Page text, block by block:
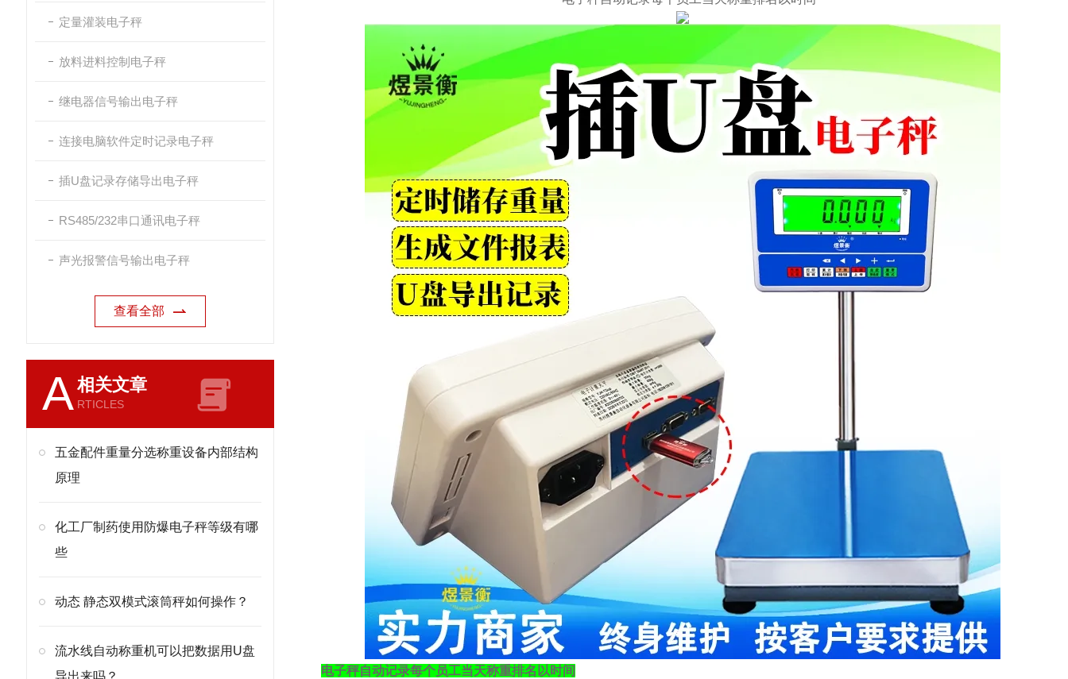
定量灌装电子秤
放料进料控制电子秤
继电器信号输出电子秤
连接电脑软件定时记录电子秤
插U盘记录存储导出电子秤
RS485/232串口通讯电子秤
声光报警信号输出电子秤
查看全部
A相关文章
RTICLES
五金配件重量分选称重设备内部结构
原理
化工厂制药使用防爆电子秤等级有哪
些
动态 静态双模式滚筒秤如何操作？
流水线自动称重机可以把数据用U盘
导出来吗？
电子秤自动记录每个员工当天称重排名以时间